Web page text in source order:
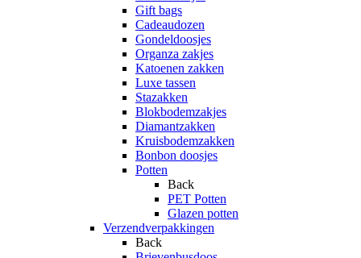
Gift bags
Cadeaudozen
Gondeldoosjes
Organza zakjes
Katoenen zakken
Luxe tassen
Stazakken
Blokbodemzakjes
Diamantzakken
Kruisbodemzakken
Bonbon doosjes
Potten
Back
PET Potten
Glazen potten
Verzendverpakkingen
Back